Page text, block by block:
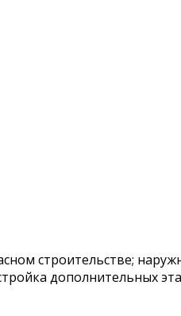
строительстве;
дополнительных